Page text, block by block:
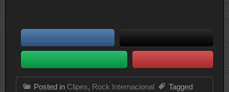
Posted in Clipes, Rock Internacional
Tagged